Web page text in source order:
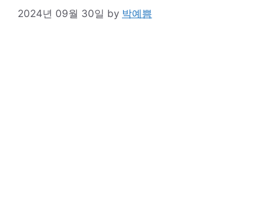
2024년 09월 30일 by 박예쁨